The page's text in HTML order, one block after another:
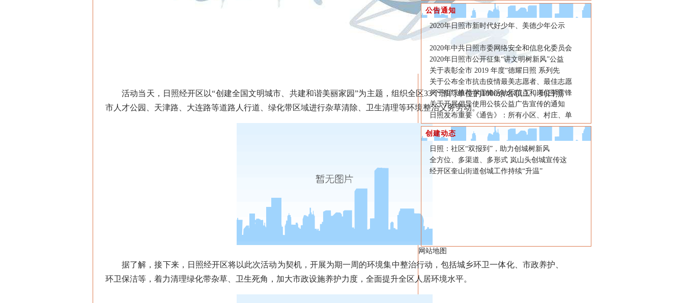
活动当天，日照经开区以“创建全国文明城市、共建和谐美丽家园”为主题，组织全区33个部门单位的1000余名职工，到日照
市人才公园、天津路、大连路等道路人行道、绿化带区域进行杂草清除、卫生清理等环境整治义务劳动。
据了解，接下来，日照经开区将以此次活动为契机，开展为期一周的环境集中整治行动，包括城乡环卫一体化、市政养护、
环卫保洁等，着力清理绿化带杂草、卫生死角，加大市政设施养护力度，全面提升全区人居环境水平。
公告通知
2020年日照市新时代好少年、美德少年公示
2020年中共日照市委网络安全和信息化委员会
2020年日照市公开征集“讲文明树新风”公益
关于表彰全市 2019 年度“德耀日照 系列先
关于公布全市抗击疫情最美志愿者、最佳志愿
关于组织推荐学雷锋活动示范点和岗位学雷锋
关于开展倡导使用公筷公益广告宣传的通知
日照发布重要《通告》：所有小区、村庄、单
创建动态
日照：社区“双报到”，助力创城树新风
全方位、多渠道、多形式 岚山头创城宣传这
经开区奎山街道创城工作持续“升温”
网站地图